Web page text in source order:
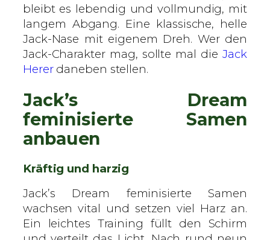
bleibt es lebendig und vollmundig, mit
langem Abgang. Eine klassische, helle
Jack-Nase mit eigenem Dreh. Wer den
Jack-Charakter mag, sollte mal dieJack
Hererdaneben stellen.
Jack’s Dream
feminisierte Samen
anbauen
Kräftig und harzig
Jack’s Dream feminisierte Samen
wachsen vital und setzen viel Harz an.
Ein leichtes Training füllt den Schirm